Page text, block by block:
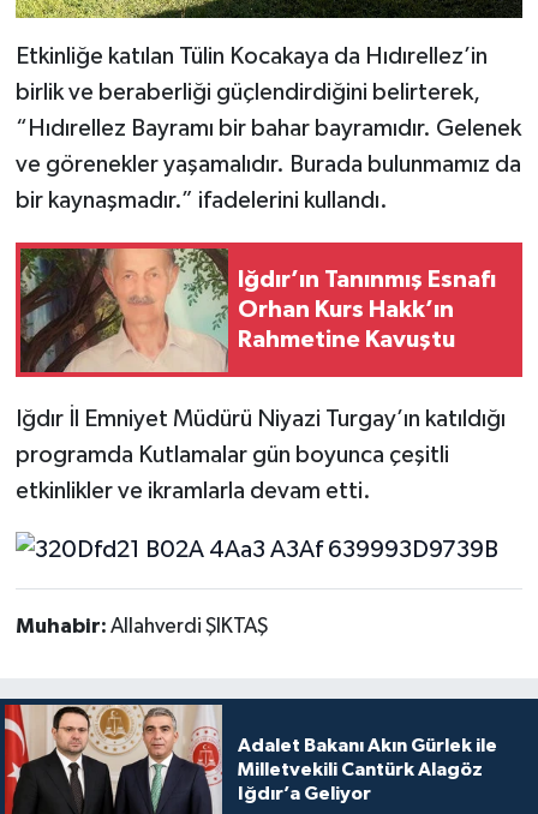
Etkinliğe katılan Tülin Kocakaya da Hıdırellez’in
birlik ve beraberliği güçlendirdiğini belirterek,
“Hıdırellez Bayramı bir bahar bayramıdır. Gelenek
ve görenekler yaşamalıdır. Burada bulunmamız da
bir kaynaşmadır.” ifadelerini kullandı.
Iğdır’ın Tanınmış Esnafı
Orhan Kurs Hakk’ın
Rahmetine Kavuştu
Iğdır İl Emniyet Müdürü Niyazi Turgay’ın katıldığı
programda Kutlamalar gün boyunca çeşitli
etkinlikler ve ikramlarla devam etti.
Muhabir: Allahverdi ŞIKTAŞ
Adalet Bakanı Akın Gürlek ile
Milletvekili Cantürk Alagöz
Iğdır’a Geliyor